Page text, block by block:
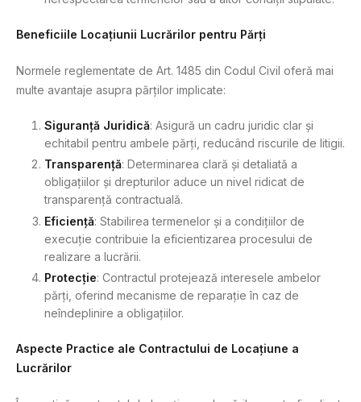
Beneficiile Locațiunii Lucrărilor pentru Părți
Normele reglementate de Art. 1485 din Codul Civil oferă mai
multe avantaje asupra părților implicate:
Siguranță Juridică: Asigură un cadru juridic clar și
echitabil pentru ambele părți, reducând riscurile de litigii.
Transparență: Determinarea clară și detaliată a
obligațiilor și drepturilor aduce un nivel ridicat de
transparență contractuală.
Eficiență: Stabilirea termenelor și a condițiilor de
execuție contribuie la eficientizarea procesului de
realizare a lucrării.
Protecție: Contractul protejează interesele ambelor
părți, oferind mecanisme de reparație în caz de
neîndeplinire a obligațiilor.
Aspecte Practice ale Contractului de Locațiune a
Lucrărilor